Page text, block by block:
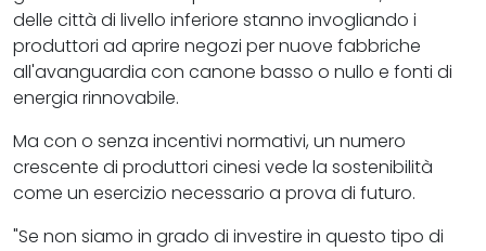
delle città di livello inferiore stanno invogliando i
produttori ad aprire negozi per nuove fabbriche
all'avanguardia con canone basso o nullo e fonti di
energia rinnovabile.
Ma con o senza incentivi normativi, un numero
crescente di produttori cinesi vede la sostenibilità
come un esercizio necessario a prova di futuro.
"Se non siamo in grado di investire in questo tipo di